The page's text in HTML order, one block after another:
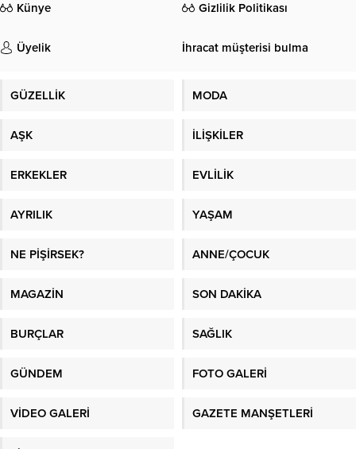
Künye Gizlilik Politikası
Üyelik İhracat müşterisi bulma
GÜZELLİK MODA
AŞK İLİŞKİLER
ERKEKLER EVLİLİK
AYRILIK YAŞAM
NE PİŞİRSEK? ANNE/ÇOCUK
MAGAZİN SON DAKİKA
BURÇLAR SAĞLIK
GÜNDEM FOTO GALERİ
VİDEO GALERİ GAZETE MANŞETLERİ